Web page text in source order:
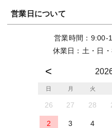
営業日について
営業時間：9:00-
休業日：土・日
日 月 火
26 27 28
2 3 4